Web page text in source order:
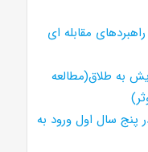
مقابله ای
به طلاق(مطالعه
پنج سال اول ورود به